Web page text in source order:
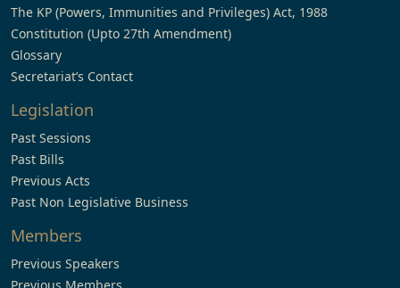
The KP (Powers, Immunities and Privileges) Act, 1988
Constitution (Upto 27th Amendment)
Glossary
Secretariat’s Contact
Legislation
Past Sessions
Past Bills
Previous Acts
Past Non Legislative Business
Members
Previous Speakers